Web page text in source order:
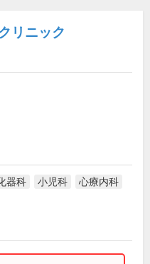
リニック
器科 小児科
心療内科